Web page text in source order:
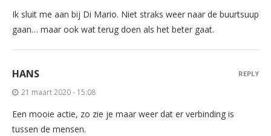
Ik sluit me aan bij Di Mario. Niet straks weer naar de buurtsuup
gaan… maar ook wat terug doen als het beter gaat.
HANS
21 maart 2020 - 15:08
Een mooie actie, zo zie je maar weer dat er verbinding is
tussen de mensen.
REPLY